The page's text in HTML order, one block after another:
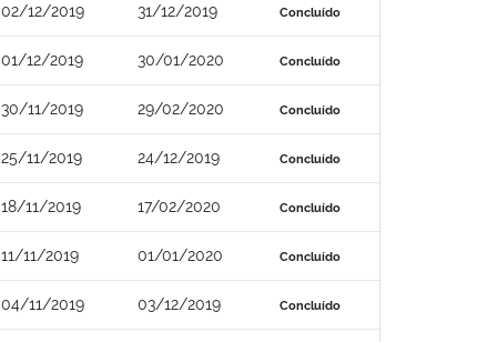
02/12/2019 31/12/2019 Concluído
01/12/2019 30/01/2020 Concluído
30/11/2019 29/02/2020 Concluído
25/11/2019 24/12/2019 Concluído
18/11/2019 17/02/2020 Concluído
11/11/2019 01/01/2020 Concluído
04/11/2019 03/12/2019 Concluído